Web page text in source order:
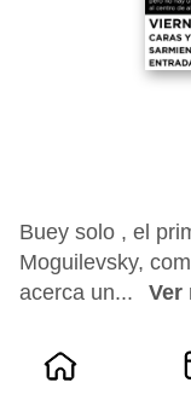
Buey solo , el
Moguilevsky,
acerca un...
Ver